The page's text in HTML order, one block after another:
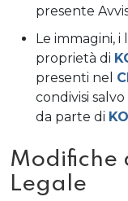
presente
Le immagini, i
proprietà di
presenti nel
condivisi
da parte di
Modifiche
Legale